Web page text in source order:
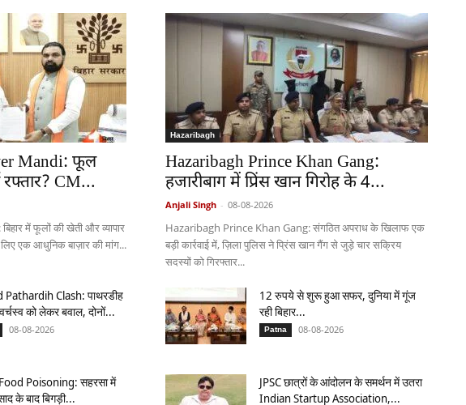
Mandi: फूल
रफ्तार? CM...
में फूलों की खेती और व्यापार
एक आधुनिक बाज़ार की मांग...
Hazaribagh
Hazaribagh Prince Khan Gang:
हजारीबाग में प्रिंस खान गिरोह के 4...
Anjali Singh - 08-08-2026
Hazaribagh Prince Khan Gang: संगठित अपराध के खिलाफ एक
बड़ी कार्रवाई में, ज़िला पुलिस ने प्रिंस खान गैंग से जुड़े चार सक्रिय
सदस्यों को गिरफ्तार...
Pathardih Clash: पाथरडीह
को लेकर बवाल, दोनों...
08-08-2026
12 रुपये से शुरू हुआ सफर, दुनिया में गूंज
रही बिहार...
Patna 08-08-2026
Poisoning: सहरसा में
के बाद बिगड़ी...
JPSC छात्रों के आंदोलन के समर्थन में उतरा
Indian Startup Association,...